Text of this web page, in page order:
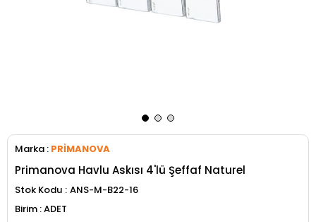
Marka : PRİMANOVA
Primanova Havlu Askısı 4'lü Şeffaf Naturel
Stok Kodu ANS-M-B22-16
ADET